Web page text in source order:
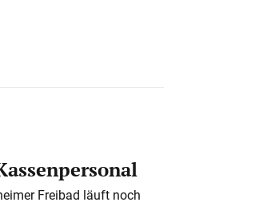
Freibad läuft noch